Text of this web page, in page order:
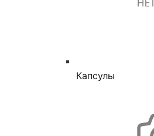
Капсулы